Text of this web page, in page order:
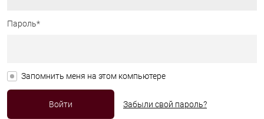
Пароль*
Запомнить меня на этом компьютере
Забыли свой пароль?